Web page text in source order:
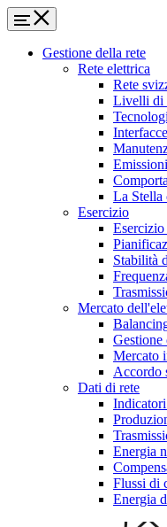
Gestione della rete
Rete elettrica
Rete
Livelli di
Interfacce
Emissioni
La Stella
Esercizio
Stabilità
Mercato
Gestione
Mercato
Accordo
Dati di rete
Energia
Flussi di
Energia